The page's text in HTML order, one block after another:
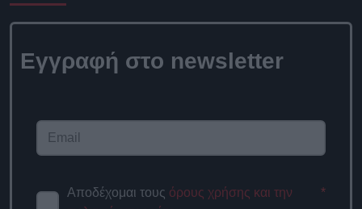
Εγγραφή στο